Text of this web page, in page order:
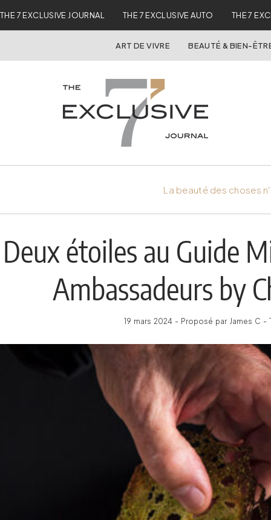
THE 7 EXCLUSIVE JOURNAL THE 7 EXCLUSIVE AUTO THE 7
ART DE VIVRE BEAUTÉ & BIEN-
La beauté des choses
Deux étoiles au Guide
Ambassadeurs by
19 mars 2024 - Proposé par James C